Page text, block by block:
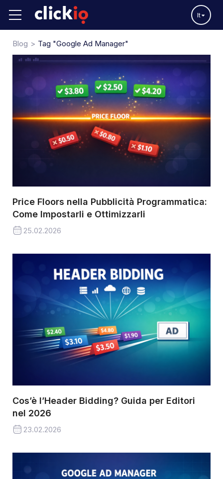
It
Blog Tag "Google Ad Manager"
Price Floors nella Pubblicità Programmatica:
Come Impostarli e Ottimizzarli
25.02.2026
Cos’è l’Header Bidding? Guida per Editori
nel 2026
23.02.2026